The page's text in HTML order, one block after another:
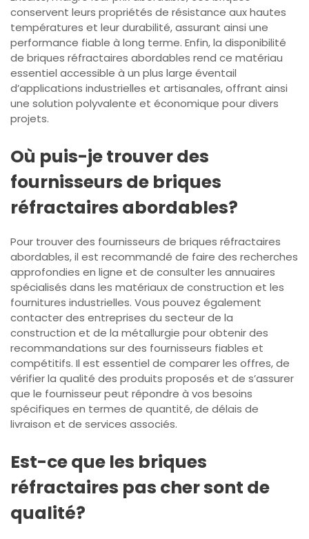
conservent leurs propriétés de résistance aux hautes
températures et leur durabilité, assurant ainsi une
performance fiable à long terme. Enfin, la disponibilité
de briques réfractaires abordables rend ce matériau
essentiel accessible à un plus large éventail
d’applications industrielles et artisanales, offrant ainsi
une solution polyvalente et économique pour divers
projets.
Où puis-je trouver des
fournisseurs de briques
réfractaires abordables?
Pour trouver des fournisseurs de briques réfractaires
abordables, il est recommandé de faire des recherches
approfondies en ligne et de consulter les annuaires
spécialisés dans les matériaux de construction et les
fournitures industrielles. Vous pouvez également
contacter des entreprises du secteur de la
construction et de la métallurgie pour obtenir des
recommandations sur des fournisseurs fiables et
compétitifs. Il est essentiel de comparer les offres, de
vérifier la qualité des produits proposés et de s’assurer
que le fournisseur peut répondre à vos besoins
spécifiques en termes de quantité, de délais de
livraison et de services associés.
Est-ce que les briques
réfractaires pas cher sont de
qualité?